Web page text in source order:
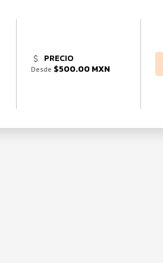
PRECIO
Desde $500.00 MXN